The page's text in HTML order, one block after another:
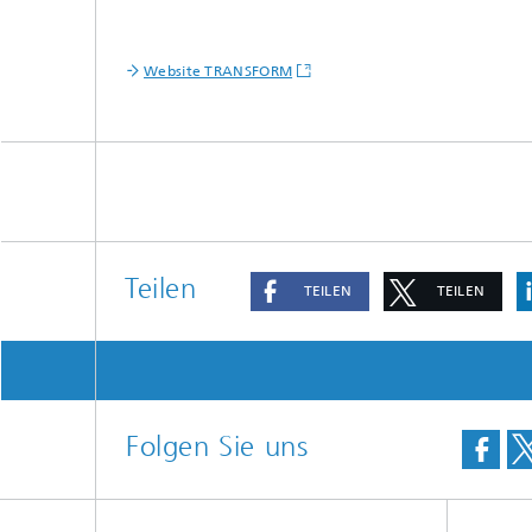
Website TRANSFORM
Teilen TEILEN TEILEN
Folgen Sie uns